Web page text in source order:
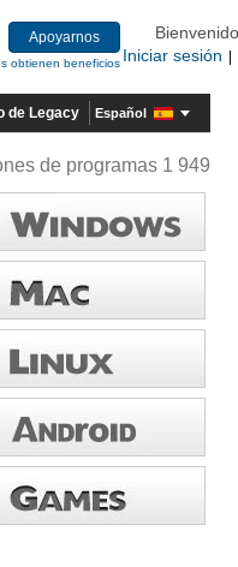
Apoyarnos
obtienen beneficios Iniciar sesión
de Legacy Español
de programas 1 949